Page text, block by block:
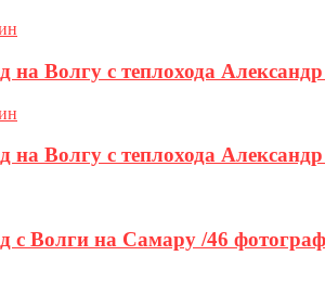
Волгу с теплохода
на Волгу с теплохода
с Волги на Самару /46